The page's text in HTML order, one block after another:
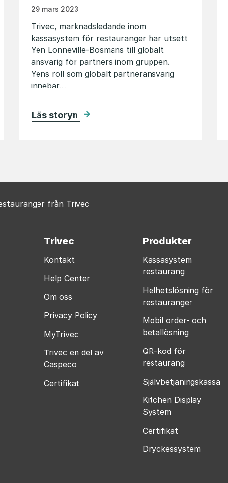
29 mars 2023
Trivec, marknadsledande inom
kassasystem för restauranger har utsett
Yen Lonneville-Bosmans till globalt
ansvarig för partners inom gruppen.
Yens roll som globalt partneransvarig
innebär…
Läs storyn
från Trivec
Trivec
Kontakt
Help Center
Om oss
Privacy Policy
MyTrivec
Trivec en del av
Caspeco
Certifikat
Produkter
Kassasystem
restaurang
Helhetslösning för
restauranger
Mobil order- och
betallösning
QR-kod för
restaurang
Självbetjäningskassa
Kitchen Display
System
Certifikat
Dryckessystem